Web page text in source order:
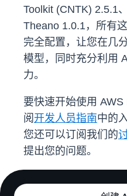
Toolkit (CNTK) 2.5.1
Theano 1.0.1，所有
完全配置，让您在几
模型，同时充分利用
力。
要快速开始使用
阅 开发人员指南中的
您还可以订阅我们的
提出您的问题。